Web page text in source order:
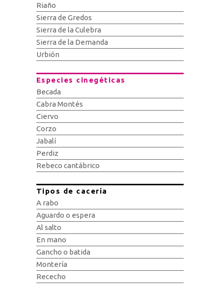
Riaño
Sierra de Gredos
Sierra de la Culebra
Sierra de la Demanda
Urbión
Especies cinegéticas
Becada
Cabra Montés
Ciervo
Corzo
Jabalí
Perdiz
Rebeco cantábrico
Tipos de cacería
A rabo
Aguardo o espera
Al salto
En mano
Gancho o batida
Montería
Rececho